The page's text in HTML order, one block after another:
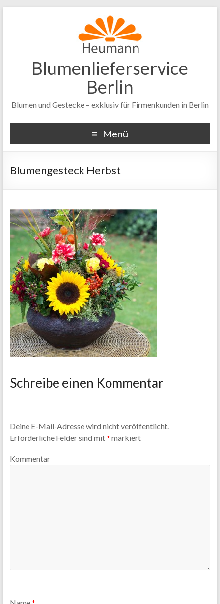
Blumenlieferservice
Berlin
Blumen und Gestecke – exklusiv für Firmenkunden in Berlin
Menü
Blumengesteck Herbst
Schreibe einen Kommentar
Deine E-Mail-Adresse wird nicht veröffentlicht.
Erforderliche Felder sind mit* markiert
Kommentar
Name*